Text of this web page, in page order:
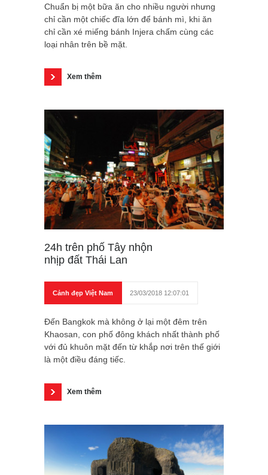
Chuẩn bị một bữa ăn cho nhiều người nhưng
chỉ cần một chiếc đĩa lớn để bánh mì, khi ăn
chỉ cần xé miếng bánh Injera chấm cùng các
loại nhân trên bề mặt.
Xem thêm
24h trên phố Tây nhộn
nhịp đất Thái Lan
Cảnh đẹp Việt Nam 23/03/2018 12:07:01
Đến Bangkok mà không ở lại một đêm trên
Khaosan, con phố đông khách nhất thành phố
với đủ khuôn mặt đến từ khắp nơi trên thế giới
là một điều đáng tiếc.
Xem thêm